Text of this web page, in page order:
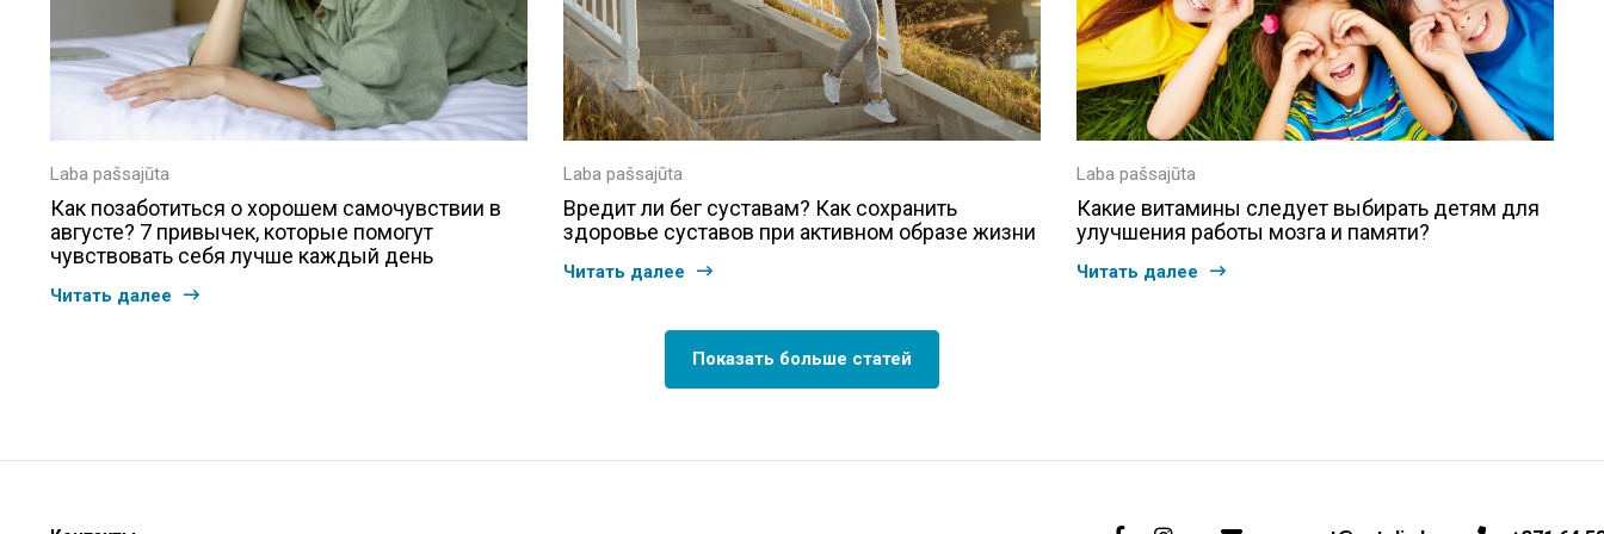
Laba pašsajūta
Как позаботиться о хорошем самочувствии в
августе? 7 привычек, которые помогут
чувствовать себя лучше каждый день
Читать далее
Laba pašsajūta
Вредит ли бег суставам? Как сохранить
здоровье суставов при активном образе жизни
Читать далее
Laba pašsajūta
Какие витамины следует выбирать детям для
улучшения работы мозга и памяти?
Читать далее
Показать больше статей